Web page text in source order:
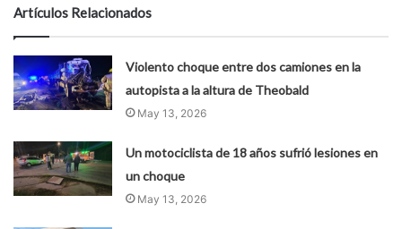
Artículos Relacionados
Violento choque entre dos camiones en la
autopista a la altura de Theobald
May 13, 2026
Un motociclista de 18 años sufrió lesiones en
un choque
May 13, 2026